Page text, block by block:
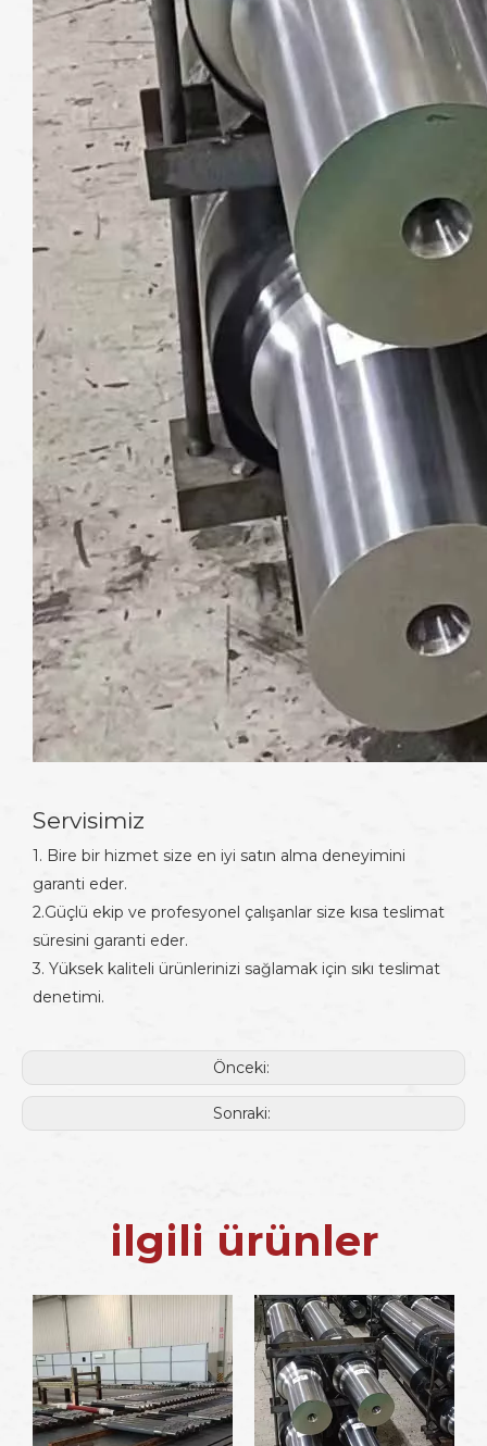
Servisimiz
1. Bire bir hizmet size en iyi satın alma deneyimini
garanti eder.
2.Güçlü ekip ve profesyonel çalışanlar size kısa teslimat
süresini garanti eder.
3. Yüksek kaliteli ürünlerinizi sağlamak için sıkı teslimat
denetimi.
Önceki:
Sonraki:
ilgili ürünler